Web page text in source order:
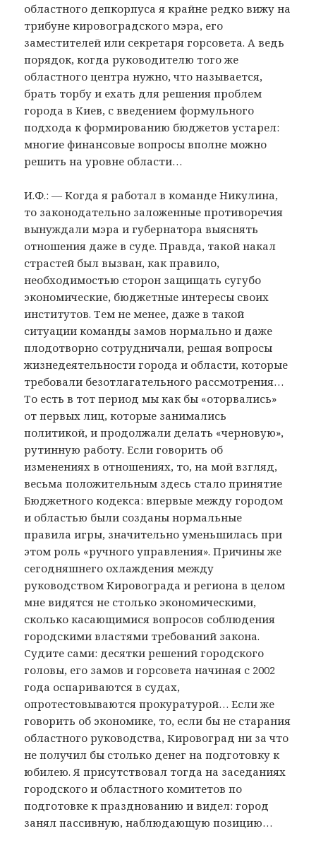
областного депкорпуса я крайне редко вижу на
трибуне кировоградского мэра, его
заместителей или секретаря горсовета. А ведь
порядок, когда руководителю того же
областного центра нужно, что называется,
брать торбу и ехать для решения проблем
города в Киев, с введением формульного
подхода к формированию бюджетов устарел:
многие финансовые вопросы вполне можно
решить на уровне области…
И.Ф.: — Когда я работал в команде Никулина,
то законодательно заложенные противоречия
вынуждали мэра и губернатора выяснять
отношения даже в суде. Правда, такой накал
страстей был вызван, как правило,
необходимостью сторон защищать сугубо
экономические, бюджетные интересы своих
институтов. Тем не менее, даже в такой
ситуации команды замов нормально и даже
плодотворно сотрудничали, решая вопросы
жизнедеятельности города и области, которые
требовали безотлагательного рассмотрения…
То есть в тот период мы как бы «оторвались»
от первых лиц, которые занимались
политикой, и продолжали делать «черновую»,
рутинную работу. Если говорить об
изменениях в отношениях, то, на мой взгляд,
весьма положительным здесь стало принятие
Бюджетного кодекса: впервые между городом
и областью были созданы нормальные
правила игры, значительно уменьшилась при
этом роль «ручного управления». Причины же
сегодняшнего охлаждения между
руководством Кировограда и региона в целом
мне видятся не столько экономическими,
сколько касающимися вопросов соблюдения
городскими властями требований закона.
Судите сами: десятки решений городского
головы, его замов и горсовета начиная с 2002
года оспариваются в судах,
опротестовываются прокуратурой… Если же
говорить об экономике, то, если бы не старания
областного руководства, Кировоград ни за что
не получил бы столько денег на подготовку к
юбилею. Я присутствовал тогда на заседаниях
городского и областного комитетов по
подготовке к празднованию и видел: город
занял пассивную, наблюдающую позицию…